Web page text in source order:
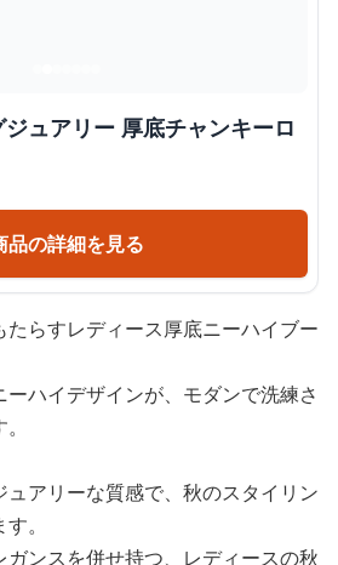
ュアリー 厚底チャンキーロ
品の詳細を見る
らすレディース厚底ニーハイブー
ハイデザインが、モダンで洗練さ
アリーな質感で、秋のスタイリン
。
ンスを併せ持つ、レディースの秋